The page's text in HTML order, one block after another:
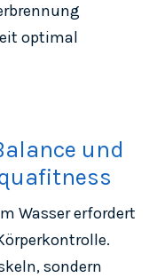
optimal
und
Wasser erfordert
sondern